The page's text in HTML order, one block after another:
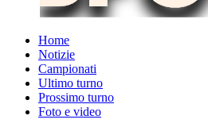
Home
Notizie
Campionati
Ultimo turno
Prossimo turno
Foto e video